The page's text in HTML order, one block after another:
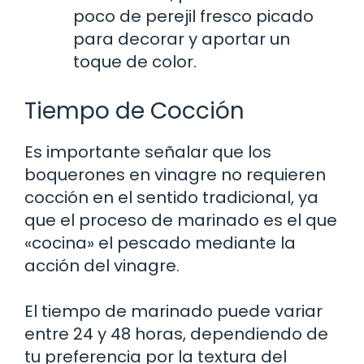
poco de perejil fresco picado
para decorar y aportar un
toque de color.
Tiempo de Cocción
Es importante señalar que los
boquerones en vinagre no requieren
cocción en el sentido tradicional, ya
que el proceso de marinado es el que
«cocina» el pescado mediante la
acción del vinagre.
El tiempo de marinado puede variar
entre 24 y 48 horas, dependiendo de
tu preferencia por la textura del